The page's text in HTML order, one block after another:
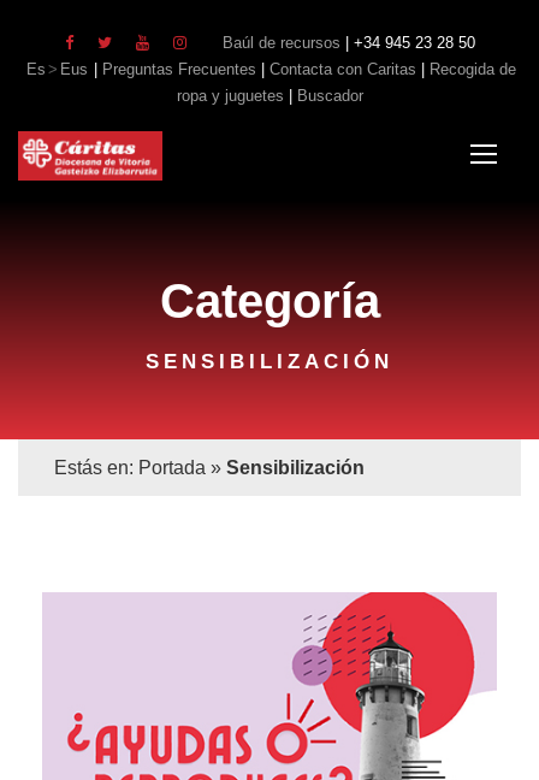
Baúl de recursos | +34 945 23 28 50
Es
Eus Preguntas Frecuentes Contacta con Caritas
Recogida de
ropa y juguetes
Buscador
Categoría
SENSIBILIZACIÓN
Estás en: Portada » Sensibilización